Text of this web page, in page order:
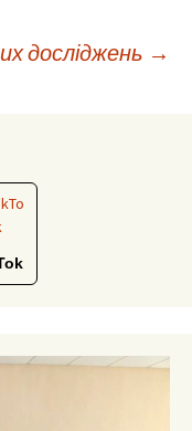
досліджень →